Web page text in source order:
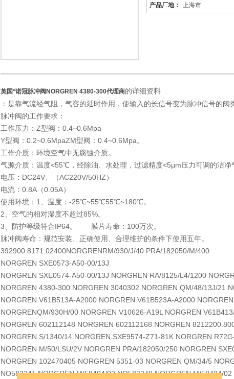
1 2
产品厂地： 上海市
英国*诺冠脉冲阀NORGREN 4380-300代理商的详细资料
：是靠气流经气阻，气容的延时作用，使输入的长信号变为脉冲信号的
脉冲阀的工作要求：
工作压力：Z型阀：0.4~0.6Mpa
Y型阀：0.2~0.6MpaZM型阀：0.4~0.6Mpa。
工作介质：环境空气中无腐蚀介质。
气源介质：温度<55℃，经除油、水处理，过滤精度<5μm压力可调的
电压：DC24V、（AC220V/50HZ）
电流：0.8A（0.05A）
使用环境：1、温度：-25℃~55℃55℃~180℃。
2、空气的相对湿度不超过85%。
3、防护等级符合IP64。 膜片寿命：100万次。
脉冲阀寿命：规范安装、正确使用、合理维护的条件下使用五年。
392900.8171.02400NORGRENRM/930/J/40 PRA/182050/M/400
NORGREN SXE0573-A50-00/13J
NORGREN SXE0574-A50-00/13J NORGREN RA/8125/L4/1200
NORGREN 4380-300 NORGREN 3040302 NORGREN QM/48/13J/21
NORGREN V61B513A-A2000 NORGREN V61B523A-A2000
NORGRENQM/930H/00 NORGREN V10626-A19L NORGREN
NORGREN 602112148 NORGREN 602112168 NORGREN
NORGREN S/1340/14 NORGREN SXE9574-Z71-81K NORGREN
NORGREN M/50/LSU/2V NORGREN PRA/182050/250 NORGREN
NORGREN 102470405 NORGREN 5351-03 NORGREN QM/34/5
NO583241 NORGREN M/58404/02 NO583249 NORGREN M/58404/02